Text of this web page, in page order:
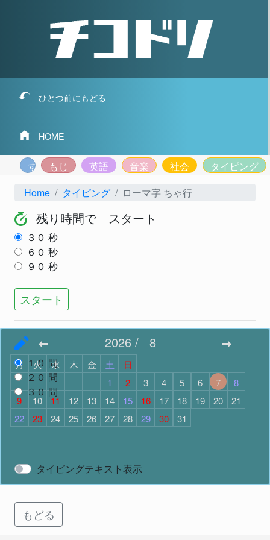
ひとつ前にもどる
HOME
2026 / 8
月 火 水 木 金 土
日
1
2 3 4 5 6 7
8
9
10 11 12 13 14 15 16 17 18 19 20
21
22
23 24 25 26 27 28 29 30 31
すうじもじ 英語 音楽 社会
タイピング
Home
タイピング ローマ字 ちゃ行
残り時間で スタート
３０ 秒
６０ 秒
９０ 秒
スタート
問題数 で スタート
１０ 問
２０問
３０問
スタート
タイピングテキスト表示
もどる